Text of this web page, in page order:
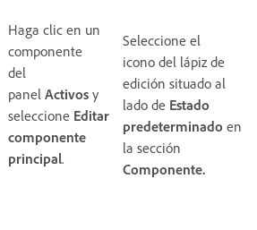
Haga clic en un
componente
del
panelActivos y
seleccione Editar
componente
principal.
Seleccione el
icono del lápiz de
edición situado al
lado de Estado
predeterminado en
la sección
Componente.